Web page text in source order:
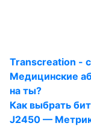
Transcreation -
Медицинские
на ты?
Как выбрать
J2450 —